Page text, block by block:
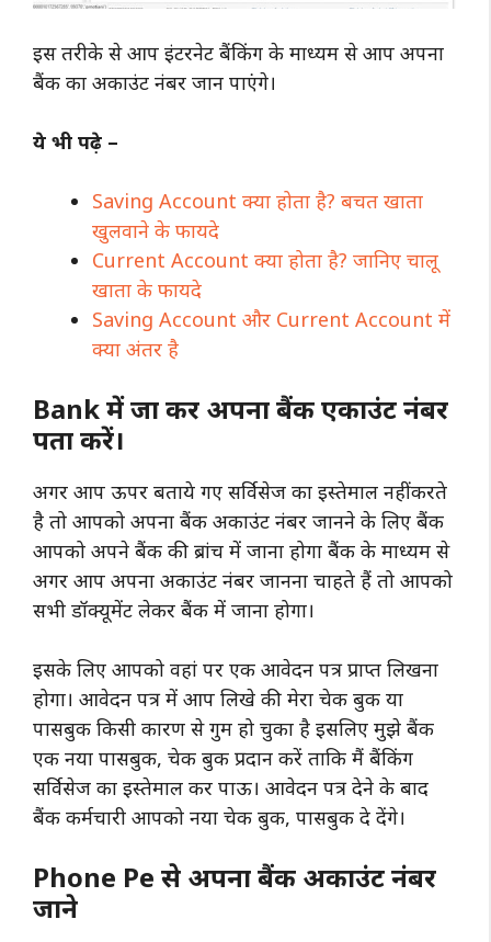
इस तरीके से आप इंटरनेट बैंकिंग के माध्यम से आप अपना
बैंक का अकाउंट नंबर जान पाएंगे।
ये भी पढ़े –
Saving Account क्या होता है? बचत खाता
खुलवाने के फायदे
Current Account क्या होता है? जानिए चालू
खाता के फायदे
Saving Account और Current Account में
क्या अंतर है
Bank में जा कर अपना बैंक एकाउंट नंबर
पता करें।
अगर आप ऊपर बताये गए सर्विसेज का इस्तेमाल नहीं करते
है तो आपको अपना बैंक अकाउंट नंबर जानने के लिए बैंक
आपको अपने बैंक की ब्रांच में जाना होगा बैंक के माध्यम से
अगर आप अपना अकाउंट नंबर जानना चाहते हैं तो आपको
सभी डॉक्यूमेंट लेकर बैंक में जाना होगा।
इसके लिए आपको वहां पर एक आवेदन पत्र प्राप्त लिखना
होगा। आवेदन पत्र में आप लिखे की मेरा चेक बुक या
पासबुक किसी कारण से गुम हो चुका है इसलिए मुझे बैंक
एक नया पासबुक, चेक बुक प्रदान करें ताकि मैं बैंकिंग
सर्विसेज का इस्तेमाल कर पाऊ। आवेदन पत्र देने के बाद
बैंक कर्मचारी आपको नया चेक बुक, पासबुक दे देंगे।
Phone Pe से अपना बैंक अकाउंट नंबर
जाने